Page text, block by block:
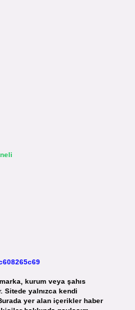
kurum veya şahıs
Sitede yalnızca kendi
Burada yer alan içerikler haber